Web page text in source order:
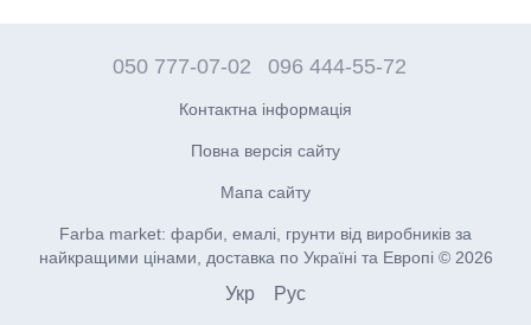
050 777-07-02 096 444-55-72
Контактна інформація
Повна версія сайту
Мапа сайту
Farba market: фарби, емалі, грунти від виробників за
найкращими цінами, доставка по Україні та Европі © 2026
Укр Рус